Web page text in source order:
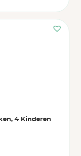
4 Kinderen